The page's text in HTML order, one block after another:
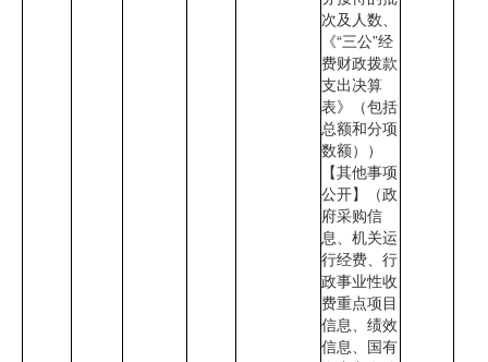
次及人数、
《“三公”经
费财政拨款
支出决算
表》（包括
总额和分项
数额））
【其他事项
公开】（政
府采购信
息、机关运
行经费、行
政事业性收
费重点项目
信息、绩效
信息、国有